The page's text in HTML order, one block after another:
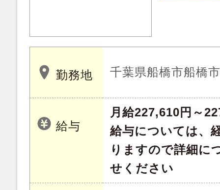
勤務地 千葉県船橋市船橋
給与
月給227,610円～
給与については、
りますので詳細に
せください